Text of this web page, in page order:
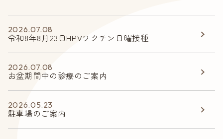
2026.07.08
令和8年8月23日HPVワクチン日曜接種
2026.07.08
お盆期間中の診療のご案内
2026.05.23
駐車場のご案内